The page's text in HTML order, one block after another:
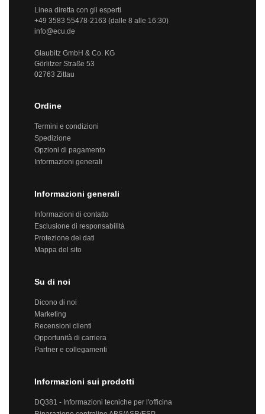
Linea diretta con gli esperti
+49 3583 55478-2163 (dalle 8 alle 16:30)
info@ecu.de
Glaubitz GmbH & Co. KG
Görlitzer Straße 53
02763 Zittau
Ordine
Termini e condizioni
Spedizione
Opzioni di pagamento
Informazioni generali
Informazioni generali
Informazioni di contatto
Esclusione di responsabilità
Protezione dei dati
Mappa del sito
Su di noi
Dicono di noi
Marketing
Recensioni clienti
Opportunità di carriera
Partner e collegamenti
Informazioni sui prodotti
DQ381 - Informazioni tecniche per l'officina